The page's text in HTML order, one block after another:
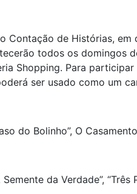
Contação de Histórias,
todos os domingos
Shopping. Para
ser usado como um
do Bolinho”, O
Semente da Verdade”, “Três